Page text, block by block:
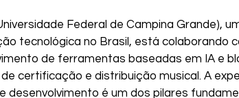
Federal de Campina Grande),
tecnológica no Brasil, está colaborando
de ferramentas baseadas em IA e
certificação e distribuição musical. A
desenvolvimento é um dos pilares